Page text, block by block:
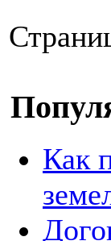
Как